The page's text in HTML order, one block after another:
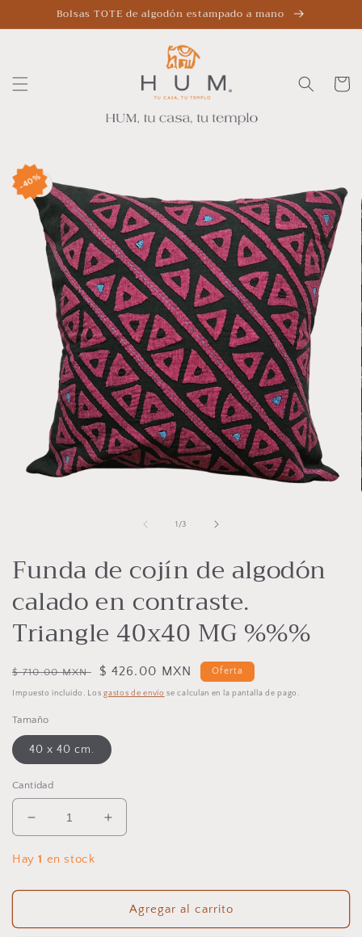
directamente
al contenido
Bolsas TOTE de algodón estampado a mano
Carrito
40%
directamente
a la
información
del producto
una
ventana
1 /de
3
Funda de cojín de algodón
calado en contraste.
Triangle 40x40 MG %%%
Precio
habitual
$ 710.00 MXN
Precio
de
$ 426.00 MXN Oferta
Impuesto incluido. Losgastos de envío se calculan en la pantalla de pago.
Tamaño
40 x 40 cm.
Cantidad
Reducir
cantidad
para
de
de
Aumentar
cantidad
de
cojín
de
Hay1 en stock
Agregar al carrito